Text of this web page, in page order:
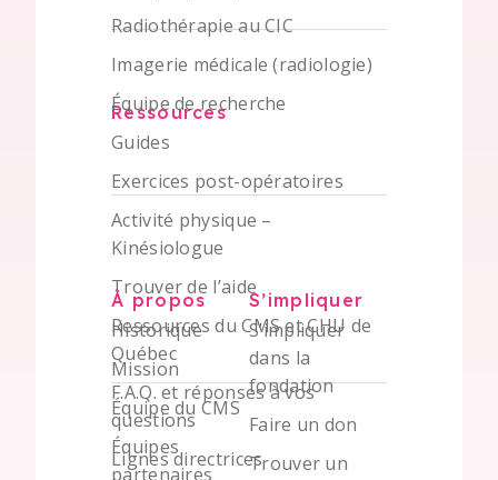
Radiothérapie au CIC
Imagerie médicale (radiologie)
Équipe de recherche
Ressources
Guides
Exercices post-opératoires
Activité physique –
Kinésiologue
Trouver de l’aide
Ressources du CMS et CHU de
Québec
F.A.Q. et réponses à vos
questions
Lignes directrices
À propos
Historique
Mission
Équipe du CMS
Équipes
partenaires
S’impliquer
S’impliquer
dans la
fondation
Faire un don
Trouver un